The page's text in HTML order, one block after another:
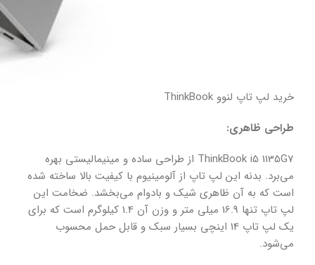
خرید لپ تاپ لنوو ThinkBook
طراحی ظاهری:
ThinkBook i5 1135G7 از طراحی ساده و مینیمالیستی بهره
می‌برد. بدنه این لپ تاپ از آلومینیوم با کیفیت بالا ساخته شده
است که به آن ظاهری شیک و بادوام می‌بخشد. ضخامت این
لپ تاپ تنها 16.9 میلی متر و وزن آن 1.4 کیلوگرم است که برای
یک لپ تاپ 14 اینچی بسیار سبک و قابل حمل محسوب
می‌شود.